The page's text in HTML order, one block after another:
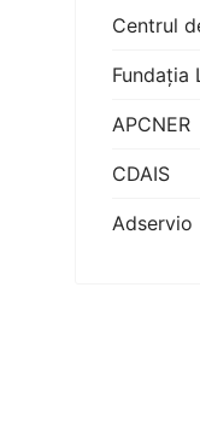
Centrul
Fundația
APCNER
CDAIS
Adservio